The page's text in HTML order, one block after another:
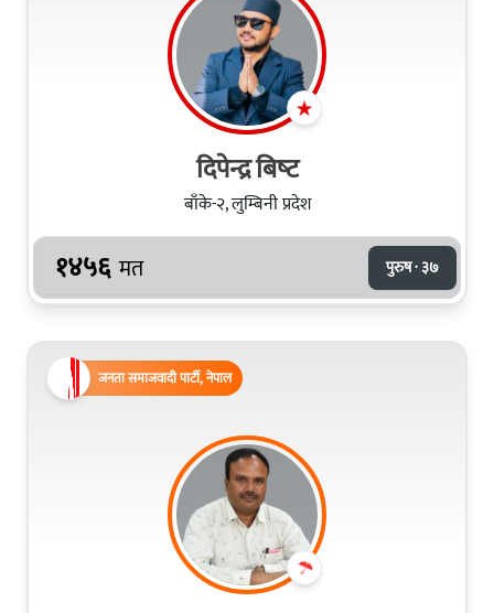
दिपेन्द्र बिष्‍ट
बाँके-२, लुम्बिनी प्रदेश
१४५६ मत पुरुष · ३७
जनता समाजवादी पार्टी, नेपाल